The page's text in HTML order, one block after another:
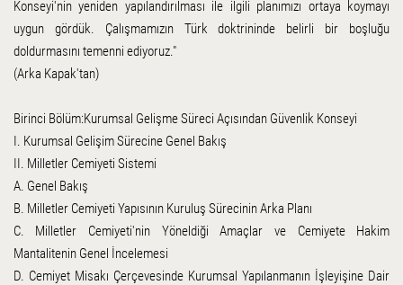
Konseyi'nin yeniden yapılandırılması ile ilgili planımızı ortaya koymayı
uygun gördük. Çalışmamızın Türk doktrininde belirli bir boşluğu
doldurmasını temenni ediyoruz."
(Arka Kapak'tan)
Birinci Bölüm:Kurumsal Gelişme Süreci Açısından Güvenlik Konseyi
I. Kurumsal Gelişim Sürecine Genel Bakış
II. Milletler Cemiyeti Sistemi
A. Genel Bakış
B. Milletler Cemiyeti Yapısının Kuruluş Sürecinin Arka Planı
C. Milletler Cemiyeti'nin Yöneldiği Amaçlar ve Cemiyete Hakim
Mantalitenin Genel İncelemesi
D. Cemiyet Misakı Çerçevesinde Kurumsal Yapılanmanın İşleyişine Dair